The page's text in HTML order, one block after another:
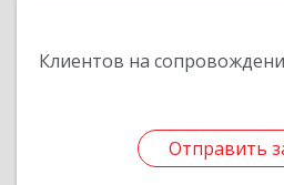
Клиентов на
Отправить
Отправить